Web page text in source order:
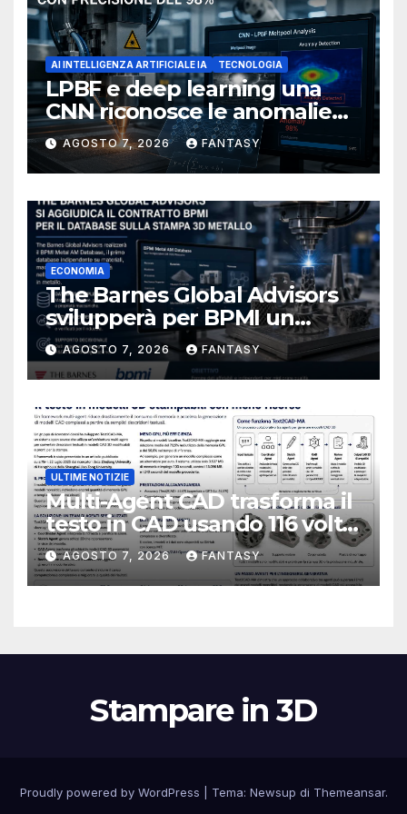
AI INTELLIGENZA ARTIFICIALE IA TECNOLOGIA
LPBF e deep learning una
CNN riconosce le anomalie
del bagno di fusione
AGOSTO 7, 2026 FANTASY
ECONOMIA
The Barnes Global Advisors
svilupperà per BPMI un
database per la stampa 3D
metallica destinata alla filiera
navale statunitense
AGOSTO 7, 2026 FANTASY
ULTIME NOTIZIE
Multi-Agent CAD trasforma il
testo in CAD usando 116 volte
meno token
AGOSTO 7, 2026 FANTASY
Stampare in 3D
Proudly powered by WordPress Tema: Newsup di Themeansar.